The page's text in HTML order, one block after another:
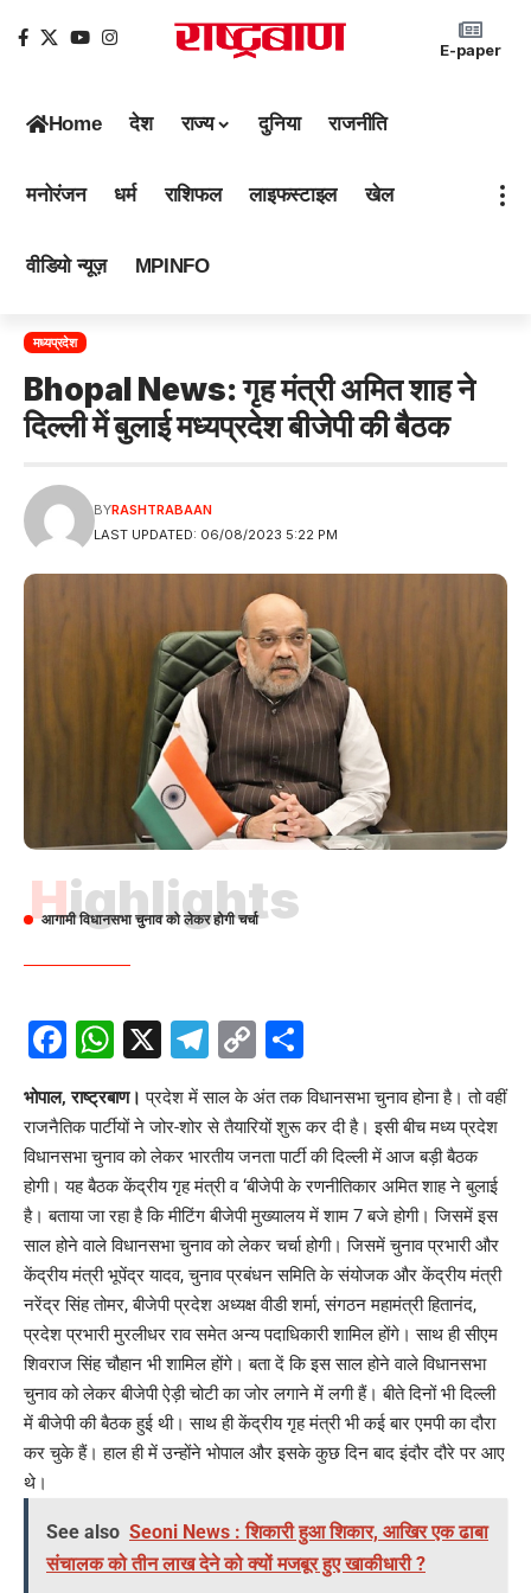
E-paper
Home देश राज्य दुनिया राजनीति
मनोरंजन धर्म राशिफल लाइफस्टाइल खेल
वीडियो न्यूज़ MPINFO
मध्यप्रदेश
Bhopal News: गृह मंत्री अमित शाह ने
दिल्ली में बुलाई मध्यप्रदेश बीजेपी की बैठक
LAST UPDATED: 06/08/2023 5:22 PM
BYRASHTRABAAN
Highlights
आगामी विधानसभा चुनाव को लेकर होगी चर्चा
Facebook
WhatsApp
X Telegram
Copy
Link
भोपाल, राष्ट्रबाण।प्रदेश में साल के अंत तक विधानसभा चुनाव होना है। तो वहीं
राजनैतिक पार्टीयों ने जोर-शोर से तैयारियों शुरू कर दी है। इसी बीच मध्य प्रदेश
विधानसभा चुनाव को लेकर भारतीय जनता पार्टी की दिल्ली में आज बड़ी बैठक
होगी। यह बैठक केंद्रीय गृह मंत्री व ‘बीजेपी के रणनीतिकार अमित शाह ने बुलाई
है। बताया जा रहा है कि मीटिंग बीजेपी मुख्यालय में शाम 7 बजे होगी। जिसमें इस
साल होने वाले विधानसभा चुनाव को लेकर चर्चा होगी। जिसमें चुनाव प्रभारी और
केंद्रीय मंत्री भूपेंद्र यादव, चुनाव प्रबंधन समिति के संयोजक और केंद्रीय मंत्री
नरेंद्र सिंह तोमर, बीजेपी प्रदेश अध्यक्ष वीडी शर्मा, संगठन महामंत्री हितानंद,
प्रदेश प्रभारी मुरलीधर राव समेत अन्य पदाधिकारी शामिल होंगे। साथ ही सीएम
शिवराज सिंह चौहान भी शामिल होंगे। बता दें कि इस साल होने वाले विधानसभा
चुनाव को लेकर बीजेपी ऐड़ी चोटी का जोर लगाने में लगी हैं। बीते दिनों भी दिल्ली
में बीजेपी की बैठक हुई थी। साथ ही केंद्रीय गृह मंत्री भी कई बार एमपी का दौरा
कर चुके हैं। हाल ही में उन्होंने भोपाल और इसके कुछ दिन बाद इंदौर दौरे पर आए
थे।
See also Seoni News : शिकारी हुआ शिकार, आखिर एक ढाबा
संचालक को तीन लाख देने को क्यों मजबूर हुए खाकीधारी ?